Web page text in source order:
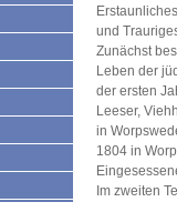
und
Zunächst
Leben der
der ersten
Leeser,
in
1804 in
Im zweiten